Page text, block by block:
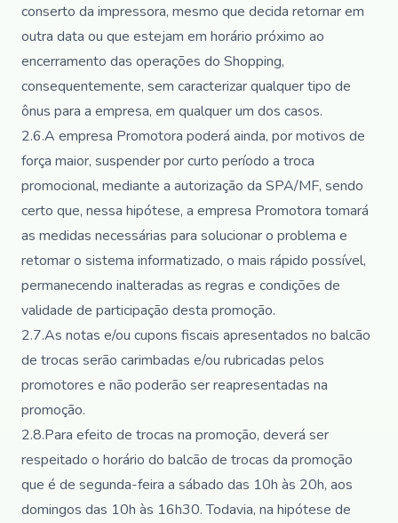
conserto da impressora, mesmo que decida retornar em
outra data ou que estejam em horário próximo ao
encerramento das operações do Shopping,
consequentemente, sem caracterizar qualquer tipo de
ônus para a empresa, em qualquer um dos casos.
2.6.A empresa Promotora poderá ainda, por motivos de
força maior, suspender por curto período a troca
promocional, mediante a autorização da SPA/MF, sendo
certo que, nessa hipótese, a empresa Promotora tomará
as medidas necessárias para solucionar o problema e
retomar o sistema informatizado, o mais rápido possível,
permanecendo inalteradas as regras e condições de
validade de participação desta promoção.
2.7.As notas e/ou cupons fiscais apresentados no balcão
de trocas serão carimbadas e/ou rubricadas pelos
promotores e não poderão ser reapresentadas na
promoção.
2.8.Para efeito de trocas na promoção, deverá ser
respeitado o horário do balcão de trocas da promoção
que é de segunda-feira a sábado das 10h às 20h, aos
domingos das 10h às 16h30. Todavia, na hipótese de